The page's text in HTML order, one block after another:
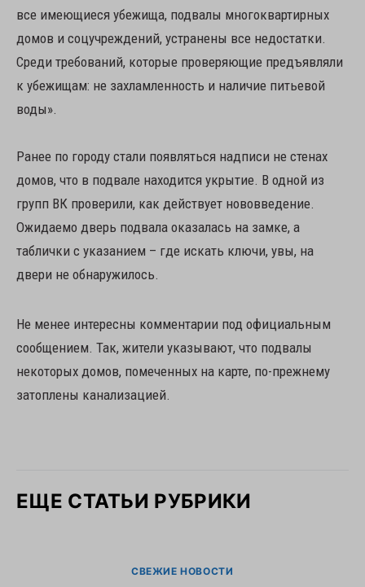
все имеющиеся убежища, подвалы многоквартирных
домов и соцучреждений, устранены все недостатки.
Среди требований, которые проверяющие предъявляли
к убежищам: не захламленность и наличие питьевой
воды».
Ранее по городу стали появляться надписи не стенах
домов, что в подвале находится укрытие. В одной из
групп ВК проверили, как действует нововведение.
Ожидаемо дверь подвала оказалась на замке, а
таблички с указанием – где искать ключи, увы, на
двери не обнаружилось.
Не менее интересны комментарии под официальным
сообщением. Так, жители указывают, что подвалы
некоторых домов, помеченных на карте, по-прежнему
затоплены канализацией.
ЕЩЕ СТАТЬИ РУБРИКИ
СВЕЖИЕ НОВОСТИ